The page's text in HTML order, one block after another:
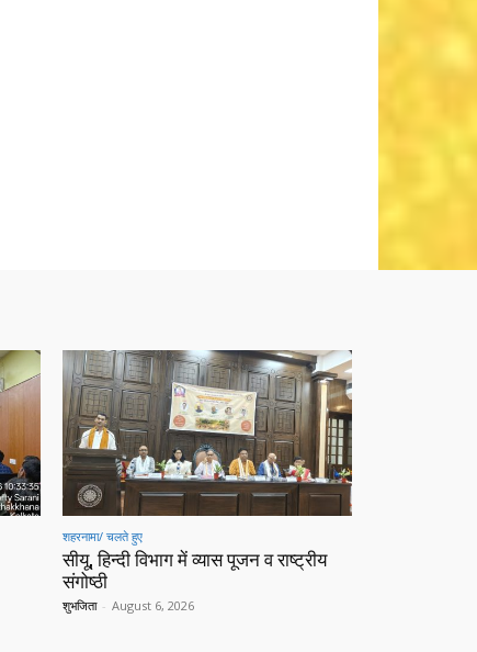
शहरनामा/ चलते हुए
सीयू, हिन्दी विभाग में व्यास पूजन व राष्ट्रीय
संगोष्ठी
शुभजिता - August 6, 2026